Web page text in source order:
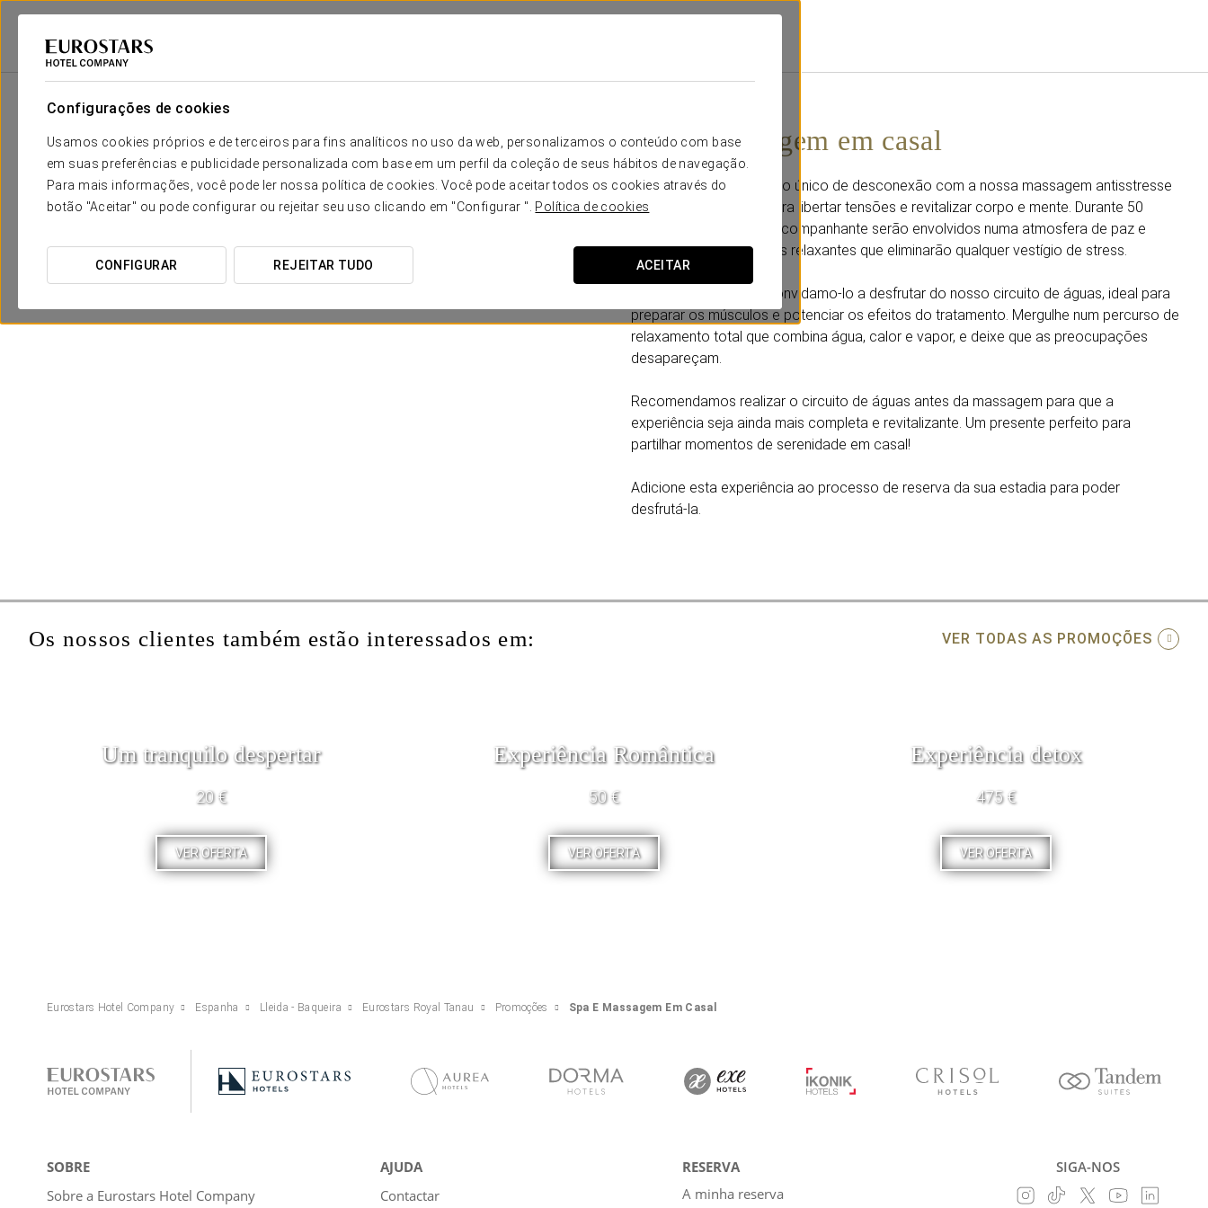
Configurações de cookies
Usamos cookies próprios e de terceiros para fins analíticos no uso da web, personalizamos o conteúdo com base
em suas preferências e publicidade personalizada com base em um perfil da coleção de seus hábitos de navegação.
Para mais informações, você pode ler nossa política de cookies. Você pode aceitar todos os cookies através do
botão "Aceitar" ou pode configurar ou rejeitar seu uso clicando em "Configurar ". Política de cookies
CONFIGURAR REJEITAR TUDO ACEITAR
Eurostars Hotel Company
Spa e massagem em casal
Desfrute de um momento único de desconexão com a nossa massagem antisstresse
em casal, concebida para libertar tensões e revitalizar corpo e mente. Durante 50
minutos, você e o seu acompanhante serão envolvidos numa atmosfera de paz e
bem-estar, com técnicas relaxantes que eliminarão qualquer vestígio de stress.
Antes da massagem, convidamo-lo a desfrutar do nosso circuito de águas, ideal para
preparar os músculos e potenciar os efeitos do tratamento. Mergulhe num percurso de
relaxamento total que combina água, calor e vapor, e deixe que as preocupações
desapareçam.
Recomendamos realizar o circuito de águas antes da massagem para que a
experiência seja ainda mais completa e revitalizante. Um presente perfeito para
partilhar momentos de serenidade em casal!
Adicione esta experiência ao processo de reserva da sua estadia para poder
desfrutá-la.
Os nossos clientes também estão interessados em: VER TODAS AS PROMOÇÕES
Um tranquilo despertar
20 €
VER OFERTA
Experiência Romântica
50 €
VER OFERTA
Experiência detox
475 €
VER OFERTA
Eurostars Hotel Company Espanha Lleida - Baqueira Eurostars Royal Tanau Promoções Spa E Massagem Em Casal
SOBRE
Sobre a Eurostars Hotel Company
AJUDA
Contactar
RESERVA
A minha reserva
SIGA-NOS